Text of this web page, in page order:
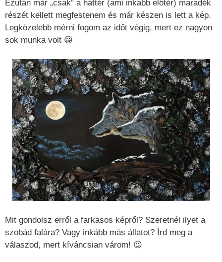
Ezután már „csak” a háttér (ami inkább előtér) maradék
részét kellett megfestenem és már készen is lett a kép.
Legközelebb mérni fogom az időt végig, mert ez nagyon
sok munka volt 😀
Mit gondolsz erről a farkasos képről? Szeretnél ilyet a
szobád falára? Vagy inkább más állatot? Írd meg a
válaszod, mert kíváncsian várom! 😉